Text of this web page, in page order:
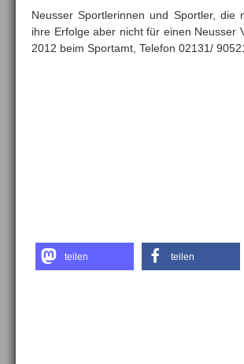
Neusser Sportlerinnen und Sportler, die
ihre Erfolge aber nicht für einen Neusser
2012 beim Sportamt, Telefon 02131/
teilen teilen